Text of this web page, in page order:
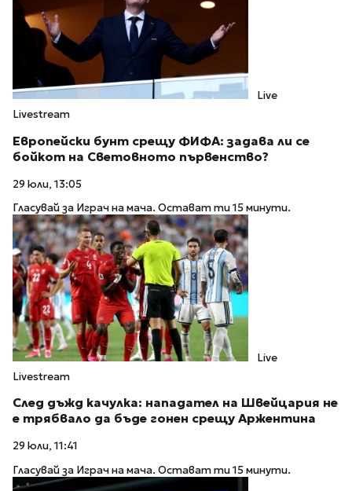
Live
Livestream
Европейски бунт срещу ФИФА: задава ли се
бойкот на Световното първенство?
29 юли, 13:05
Гласувай за Играч на мача. Остават ти 15 минути.
Live
Livestream
След дъжд качулка: нападател на Швейцария не
е трябвало да бъде гонен срещу Аржентина
29 юли, 11:41
Гласувай за Играч на мача. Остават ти 15 минути.